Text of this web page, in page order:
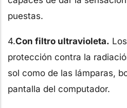
puestas.
4.Con filtro ultravioleta.
protección contra la
sol como de las lámparas,
pantalla del computador.